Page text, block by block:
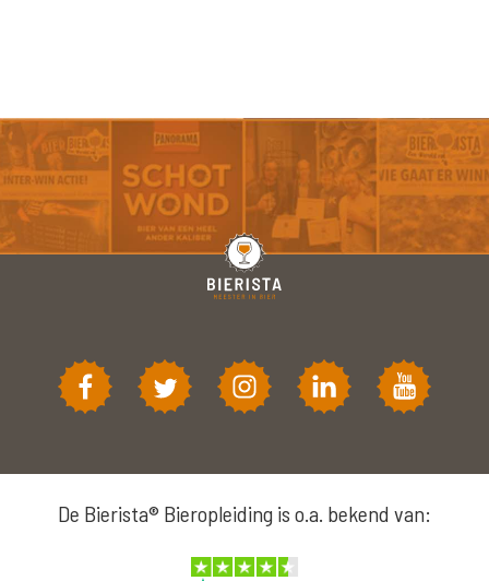
De Bierista® Bieropleiding is o.a. bekend van: